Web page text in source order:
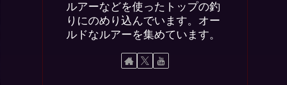
ルアーなどを使ったトップの釣
りにのめり込んでいます。オー
ルドなルアーを集めています。